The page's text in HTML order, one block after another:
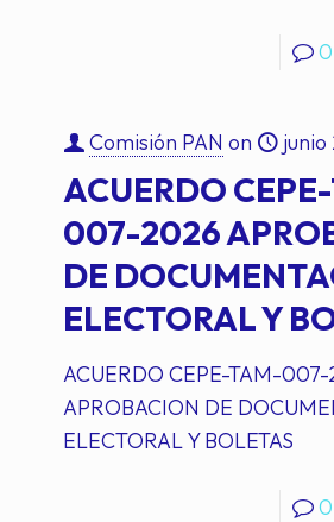
0
Comisión PAN on junio
ACUERDO
007-2026
DE
ELECTORAL Y
ACUERDO CEPE-TAM-
APROBACION DE
ELECTORAL Y BOLETAS
0